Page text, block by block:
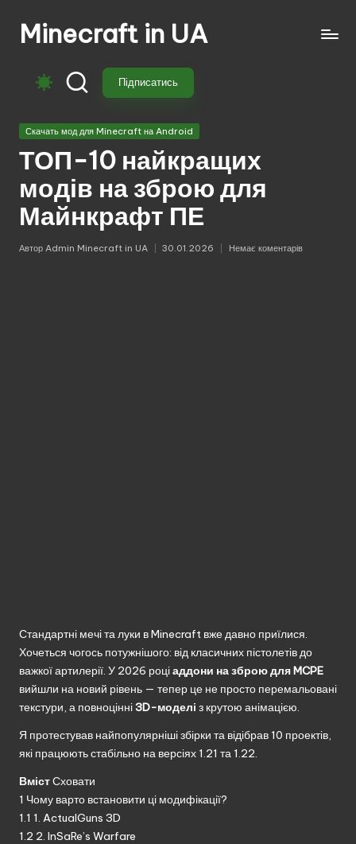
ПерейтиMinecraft in UA
свіжі
моди
Майнкрафт:
моби,
зброя,
техніка,
магія.
Завантажуй
моди
Підписатись
Опубліковано
Скачать мод для Minecraft на Android
ТОП-10 найкращих
модів на зброю для
Майнкрафт ПЕ
Опубліковано
Автор Admin Minecraft in UA 30.01.2026 Немає коментарів
Стандартні мечі та луки в Minecraft вже давно приїлися.
Хочеться чогось потужнішого: від класичних пістолетів до
важкої артилерії. У 2026 роціаддони на зброю для MCPE
вийшли на новий рівень — тепер це не просто перемальовані
текстури, а повноцінні3D-моделі з крутою анімацією.
Я протестував найпопулярніші збірки та відібрав 10 проектів,
які працюють стабільно на версіях 1.21 та 1.22.
ВмістСховати
1 Чому варто встановити ці модифікації?
1.1 1. ActualGuns 3D
1.2 2. InSaRe’s Warfare